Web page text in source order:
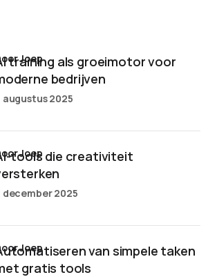
training als groeimotor voor
bedrijven
door Joep
augustus 2025
tools die creativiteit
door Joep
december 2025
van simpele taken
gratis tools
door Joep